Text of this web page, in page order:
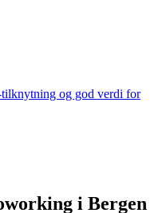
og god verdi for
i Bergen